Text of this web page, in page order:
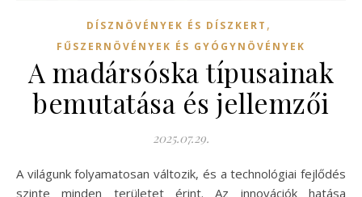
DÍSZNÖVÉNYEK ÉS DÍSZKERT ,
FŰSZERNÖVÉNYEK ÉS GYÓGYNÖVÉNYEK
A madársóska típusainak
bemutatása és jellemzői
2025.07.29.
A világunk folyamatosan változik, és a technológiai fejlődés
szinte minden területet érint. Az innovációk hatása